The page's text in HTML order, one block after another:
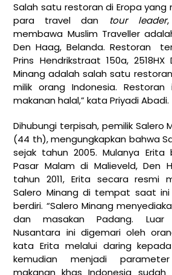
Salah satu restoran di Eropa yang
para travel dan tour leader
membawa Muslim Traveller
Den Haag, Belanda. Restoran
Prins Hendrikstraat 150a, 2518HX
Minang adalah salah satu
milik orang Indonesia.
makanan halal,” kata Priyadi Abadi.
Dihubungi terpisah, pemilik Salero
(44 th), mengungkapkan bahwa
sejak tahun 2005. Mulanya
Pasar Malam di Malieveld, Den
tahun 2011, Erita secara resmi
Salero Minang di tempat saat
berdiri. “Salero Minang
dan masakan Padang. Luar
Nusantara ini digemari oleh
kata Erita melalui daring
kemudian menjadi
makanan khas Indonesia sudah